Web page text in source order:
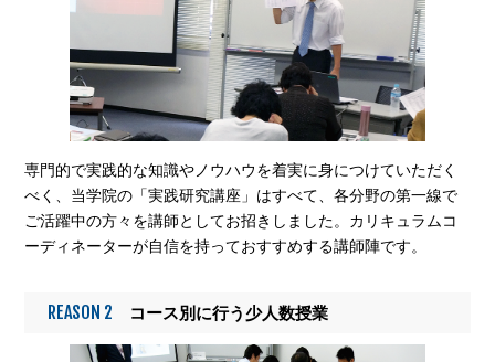
専門的で実践的な知識やノウハウを着実に身につけていただく
べく、当学院の「実践研究講座」はすべて、各分野の第一線で
ご活躍中の方々を講師としてお招きしました。カリキュラムコ
ーディネーターが自信を持っておすすめする講師陣です。
REASON 2 コース別に行う少人数授業